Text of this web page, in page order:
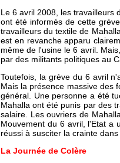
Le 6 avril 2008, les travailleurs
ont été informés de cette
travailleurs du textile de
est en revanche apparu
même de l'usine le 6 avril.
par des militants politiques au
Toutefois, la grève du 6 avril
Mais la présence massive des
général. Une personne a été
Mahalla ont été punis par des
salaire. Les ouvriers de
Mouvement du 6 avril, l'Etat a
réussi à susciter la crainte
La Journée de Colère